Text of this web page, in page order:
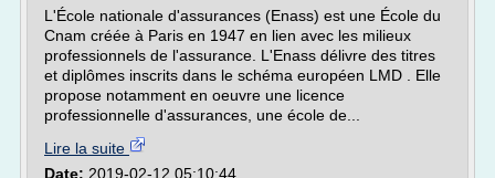
L'École nationale d'assurances (Enass) est une École du
Cnam créée à Paris en 1947 en lien avec les milieux
professionnels de l'assurance. L'Enass délivre des titres
et diplômes inscrits dans le schéma européen LMD . Elle
propose notamment en oeuvre une licence
professionnelle d'assurances, une école de...
Lire la suite
Date: 2019-02-12 05:10:44